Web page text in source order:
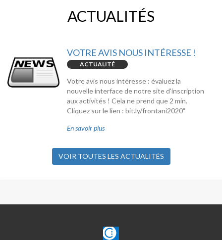
ACTUALITÉS
VOTRE AVIS NOUS INTÉRESSE !
ACTUALITÉ
Votre avis nous intéresse : évaluez la
nouvelle interface de notre site d'inscription
aux activités ! Cela ne prend que 2 min.
Cliquez sur le lien : bit.ly/frontani2020"
En savoir plus
VOIR TOUTES LES ACTUALITÉS
CLAJE